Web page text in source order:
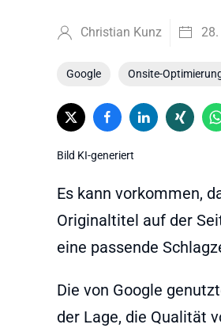
Christian Kunz
Google Onsite-
Bild KI-generiert
Es kann vorkommen,
Originaltitel auf der
eine passende
Die von Google
der Lage, die Qualität